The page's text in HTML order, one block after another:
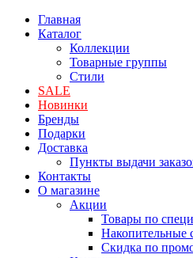
Главная
Каталог
Коллекции
Товарные группы
Стили
SALE
Новинки
Бренды
Подарки
Доставка
Пункты выдачи
Контакты
О магазине
Акции
Товары по
Накопительные
Скидка по